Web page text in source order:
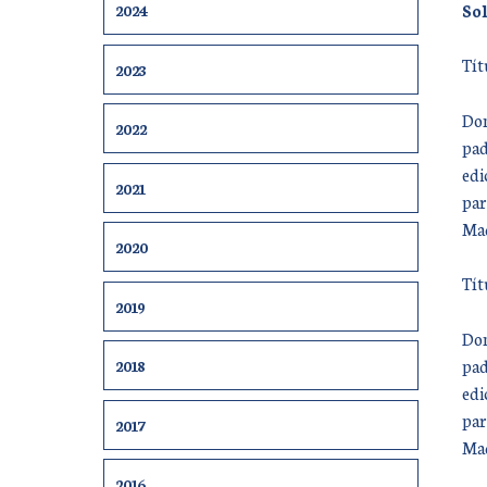
2024
2023
2022
2021
2020
2019
2018
2017